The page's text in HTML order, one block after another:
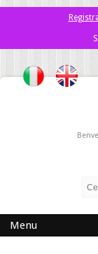
Menu